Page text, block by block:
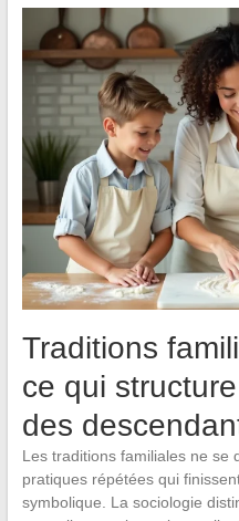
Traditions
ce qui
des
Les traditions familiales ne se
pratiques répétées qui
symbolique. La sociologie